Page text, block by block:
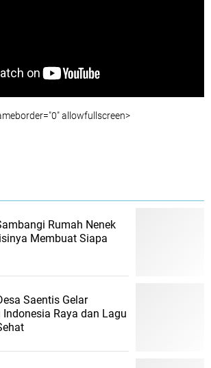
allowfullscreen>
Rumah Nenek
Membuat Siapa
Saentis Gelar
Indonesia Raya dan Lagu